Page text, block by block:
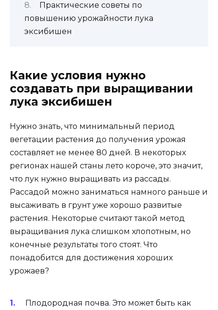
Практические советы по
повышению урожайности лука
эксибишен
Какие условия нужно
создавать при выращивании
лука эксибишен
Нужно знать, что минимальный период
вегетации растения до получения урожая
составляет не менее 80 дней. В некоторых
регионах нашей станы лето короче, это значит,
что лук нужно выращивать из рассады.
Рассадой можно заниматься намного раньше и
высаживать в грунт уже хорошо развитые
растения. Некоторые считают такой метод
выращивания лука слишком хлопотным, но
конечные результаты того стоят. Что
понадобится для достижения хороших
урожаев?
Плодородная почва. Это может быть как